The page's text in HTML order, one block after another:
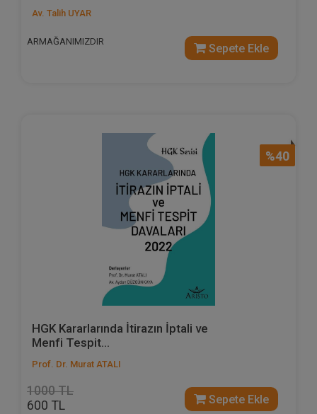
Av. Talih UYAR
ARMAĞANIMIZDIR
Sepete Ekle
%40
HGK Kararlarında İtirazın İptali ve
Menfi Tespit...
Prof. Dr. Murat ATALI
1000 TL
600 TL Sepete Ekle